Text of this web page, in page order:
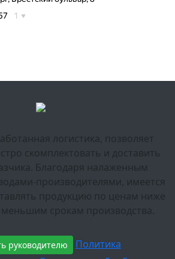
логистика, позволяет
скомплектовать и доставить
Благодаря налаженным
производителями, имеется
продукцию по ценам ниже
срокам производства.
руководителю
Политика